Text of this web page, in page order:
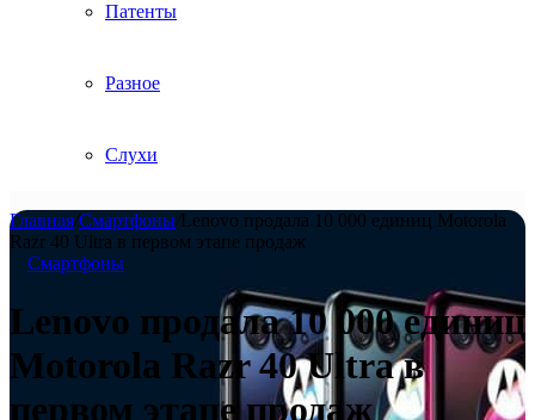
Патенты
Разное
Слухи
Главная/Смартфоны/Lenovo продала 10 000 единиц Motorola
Razr 40 Ultra в первом этапе продаж
Смартфоны
Lenovo продала 10 000 единиц
Motorola Razr 40 Ultra в
первом этапе продаж